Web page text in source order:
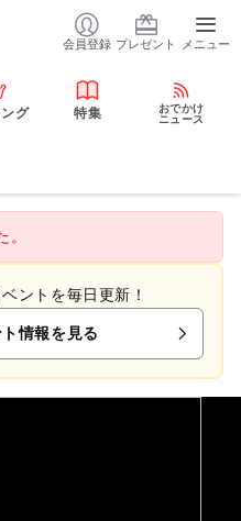
会員登録 プレゼント メニュー
グ 特集
おでかけ
ニュース
。
ントを毎日更新！
情報を見る